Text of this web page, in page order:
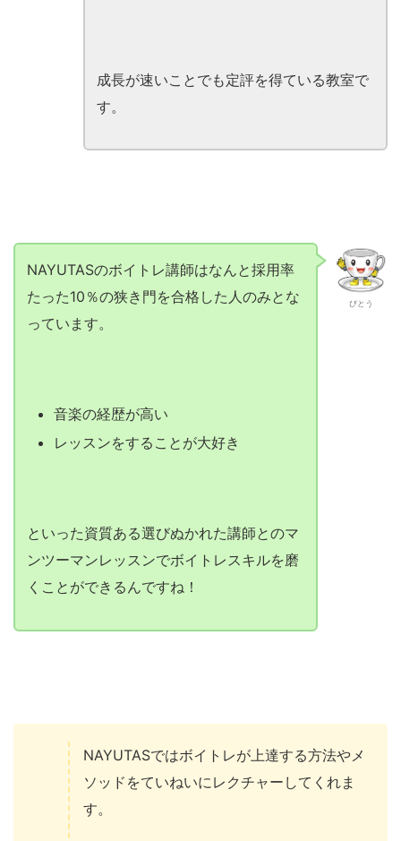
成長が速いことでも定評を得ている教室で
す。
びとう
NAYUTASのボイトレ講師はなんと採用率
たった10％の狭き門を合格した人のみとな
っています。
音楽の経歴が高い
レッスンをすることが大好き
といった資質ある選びぬかれた講師とのマ
ンツーマンレッスンでボイトレスキルを磨
くことができるんですね！
NAYUTASではボイトレが上達する方法やメ
ソッドをていねいにレクチャーしてくれま
す。